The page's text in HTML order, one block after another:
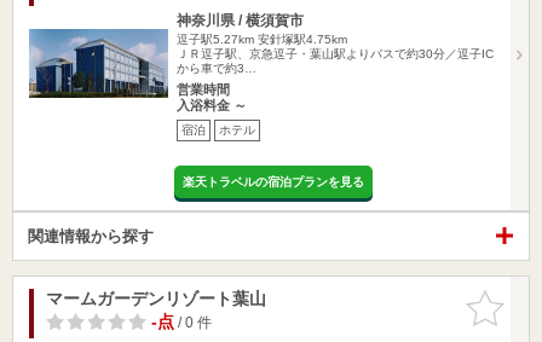
神奈川県 / 横須賀市
逗子駅5.27km 安針塚駅4.75km
ＪＲ逗子駅、京急逗子・葉山駅よりバスで約30分／逗子IC
から車で約3…
営業時間
入浴料金 ～
宿泊 ホテル
楽天トラベルの宿泊プランを見る
関連情報から探す
お気に入
りに追加
マームガーデンリゾート葉山
-点/ 0 件